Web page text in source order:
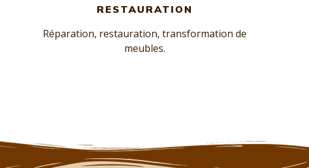
RESTAURATION
Réparation, restauration, transformation de
meubles.